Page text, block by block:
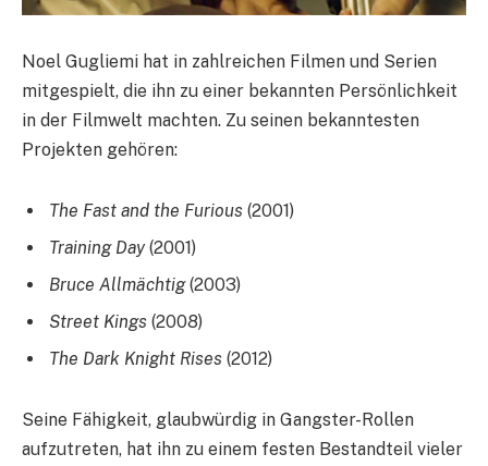
Noel Gugliemi hat in zahlreichen Filmen und Serien
mitgespielt, die ihn zu einer bekannten Persönlichkeit
in der Filmwelt machten. Zu seinen bekanntesten
Projekten gehören:
The Fast and the Furious (2001)
Training Day(2001)
Bruce Allmächtig(2003)
Street Kings (2008)
The Dark Knight Rises (2012)
Seine Fähigkeit, glaubwürdig in Gangster-Rollen
aufzutreten, hat ihn zu einem festen Bestandteil vieler